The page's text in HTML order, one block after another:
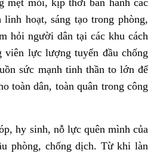
mệt mỏi, kịp thời ban hành các
hoạt, sáng tạo trong phòng,
hỏi người dân tại các khu cách
lực lượng tuyến đầu chống
sức mạnh tinh thần to lớn để
toàn dân, toàn quân trong công
hy sinh, nỗ lực quên mình của
phòng, chống dịch. Từ khi làn